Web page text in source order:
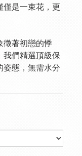
僅是一束花，更
徵著初戀的悸
我們精選頂級保
姿態，無需水分